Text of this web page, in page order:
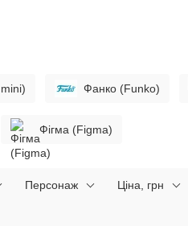
Фанко (Funko)
Фігма (Figma)
Персонаж Ціна, грн